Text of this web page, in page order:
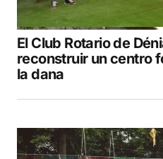
El Club Rotario de
reconstruir un centro
la dana